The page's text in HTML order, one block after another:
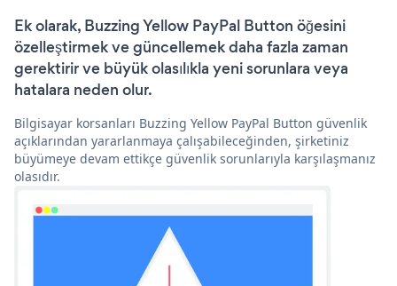
Ek olarak, Buzzing Yellow PayPal Button öğesini
özelleştirmek ve güncellemek daha fazla zaman
gerektirir ve büyük olasılıkla yeni sorunlara veya
hatalara neden olur.
Bilgisayar korsanları Buzzing Yellow PayPal Button güvenlik
açıklarından yararlanmaya çalışabileceğinden, şirketiniz
büyümeye devam ettikçe güvenlik sorunlarıyla karşılaşmanız
olasıdır.